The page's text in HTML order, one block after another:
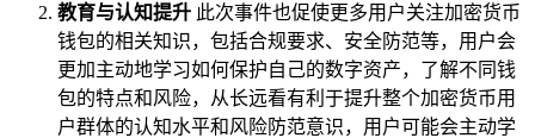
教育与认知提升 此次事件也促使更多用户关注加密货币
钱包的相关知识，包括合规要求、安全防范等，用户会
更加主动地学习如何保护自己的数字资产，了解不同钱
包的特点和风险，从长远看有利于提升整个加密货币用
户群体的认知水平和风险防范意识，用户可能会主动学